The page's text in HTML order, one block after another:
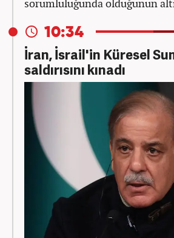
10:34
İran, İsrail'in Küresel
saldırısını kınadı